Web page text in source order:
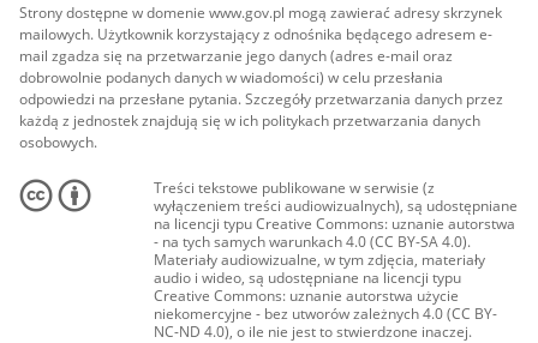
Strony dostępne w domenie www.gov.pl mogą zawierać adresy skrzynek
mailowych. Użytkownik korzystający z odnośnika będącego adresem e-
mail zgadza się na przetwarzanie jego danych (adres e-mail oraz
dobrowolnie podanych danych w wiadomości) w celu przesłania
odpowiedzi na przesłane pytania. Szczegóły przetwarzania danych przez
każdą z jednostek znajdują się w ich politykach przetwarzania danych
osobowych.
Treści tekstowe publikowane w serwisie (z
wyłączeniem treści audiowizualnych), są udostępniane
na licencji typu Creative Commons: uznanie autorstwa
- na tych samych warunkach 4.0 (CC BY-SA 4.0).
Materiały audiowizualne, w tym zdjęcia, materiały
audio i wideo, są udostępniane na licencji typu
Creative Commons: uznanie autorstwa użycie
niekomercyjne - bez utworów zależnych 4.0 (CC BY-
NC-ND 4.0), o ile nie jest to stwierdzone inaczej.